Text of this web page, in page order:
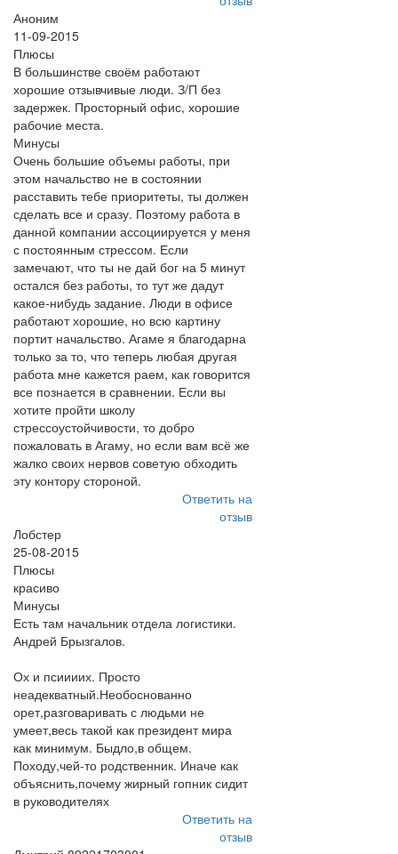
Аноним
11-09-2015
Плюсы
В большинстве своём работают
хорошие отзывчивые люди. З/П без
задержек. Просторный офис, хорошие
рабочие места.
Минусы
Очень большие объемы работы, при
этом начальство не в состоянии
расставить тебе приоритеты, ты должен
сделать все и сразу. Поэтому работа в
данной компании ассоциируется у меня
с постоянным стрессом. Если
замечают, что ты не дай бог на 5 минут
остался без работы, то тут же дадут
какое-нибудь задание. Люди в офисе
работают хорошие, но всю картину
портит начальство. Агаме я благодарна
только за то, что теперь любая другая
работа мне кажется раем, как говорится
все познается в сравнении. Если вы
хотите пройти школу
стрессоустойчивости, то добро
пожаловать в Агаму, но если вам всё же
жалко своих нервов советую обходить
эту контору стороной.
Ответить на
отзыв
Лобстер
25-08-2015
Плюсы
красиво
Минусы
Есть там начальник отдела логистики.
Андрей Брызгалов.
Ох и псиииих. Просто
неадекватный.Необоснованно
орет,разговаривать с людьми не
умеет,весь такой как президент мира
как минимум. Быдло,в общем.
Походу,чей-то родственник. Иначе как
объяснить,почему жирный гопник сидит
в руководителях
Ответить на
отзыв